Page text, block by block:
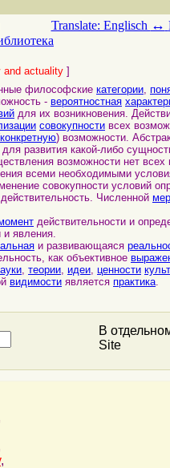
Translate: Englisch ↔
and actuality ]
философские категории,
- вероятностная
для их возникновения.
совокупности всех
конкретную) возможности.
развития какой-либо
возможности нет
всеми необходимыми
совокупности условий
Численной
действительности и
и явления.
и развивающаяся
как объективное
, теории, идеи, ценности
видимости является практика.
В
Site
,